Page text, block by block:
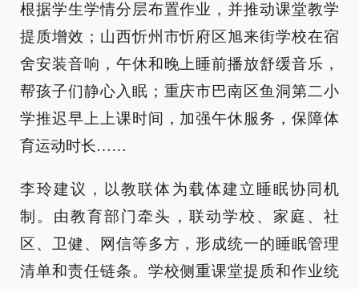
根据学生学情分层布置作业，并推动课堂教学
提质增效；山西忻州市忻府区旭来街学校在宿
舍安装音响，午休和晚上睡前播放舒缓音乐，
帮孩子们静心入眠；重庆市巴南区鱼洞第二小
学推迟早上上课时间，加强午休服务，保障体
育运动时长……
李玲建议，以教联体为载体建立睡眠协同机
制。由教育部门牵头，联动学校、家庭、社
区、卫健、网信等多方，形成统一的睡眠管理
清单和责任链条。学校侧重课堂提质和作业统